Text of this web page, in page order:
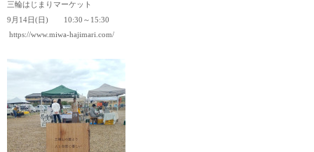
三輪はじまりマーケット
9月14日(日) 10:30～15:30
https://www.miwa-hajimari.com/